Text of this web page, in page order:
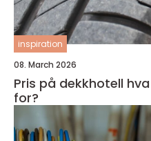
inspiration
08. March 2026
Pris på dekkhotell hva betaler du egentlig
for?